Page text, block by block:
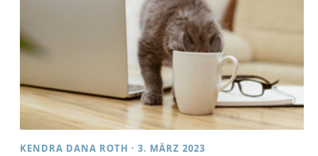
KENDRA DANA ROTH ·3. MÄRZ 2023